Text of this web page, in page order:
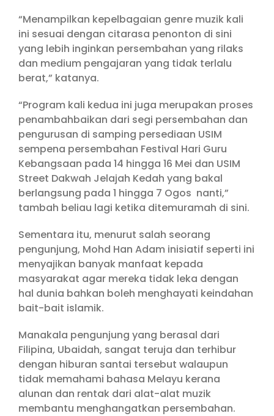
“Menampilkan kepelbagaian genre muzik kali
ini sesuai dengan citarasa penonton di sini
yang lebih inginkan persembahan yang rilaks
dan medium pengajaran yang tidak terlalu
berat,” katanya.
“Program kali kedua ini juga merupakan proses
penambahbaikan dari segi persembahan dan
pengurusan di samping persediaan USIM
sempena persembahan Festival Hari Guru
Kebangsaan pada 14 hingga 16 Mei dan USIM
Street Dakwah Jelajah Kedah yang bakal
berlangsung pada 1 hingga 7 Ogos nanti,”
tambah beliau lagi ketika ditemuramah di sini.
Sementara itu, menurut salah seorang
pengunjung, Mohd Han Adam inisiatif seperti ini
menyajikan banyak manfaat kepada
masyarakat agar mereka tidak leka dengan
hal dunia bahkan boleh menghayati keindahan
bait-bait islamik.
Manakala pengunjung yang berasal dari
Filipina, Ubaidah, sangat teruja dan terhibur
dengan hiburan santai tersebut walaupun
tidak memahami bahasa Melayu kerana
alunan dan rentak dari alat-alat muzik
membantu menghangatkan persembahan.